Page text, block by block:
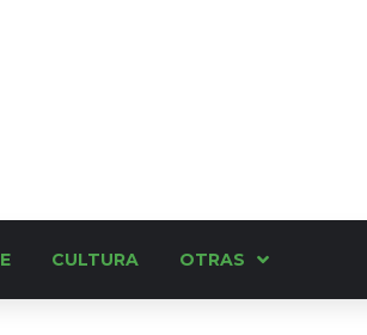
CULTURA OTRAS